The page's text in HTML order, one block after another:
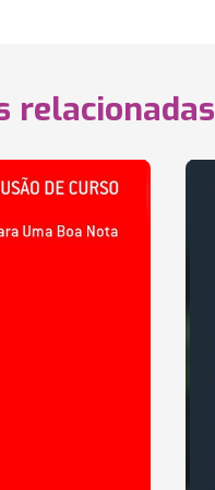
relacionadas